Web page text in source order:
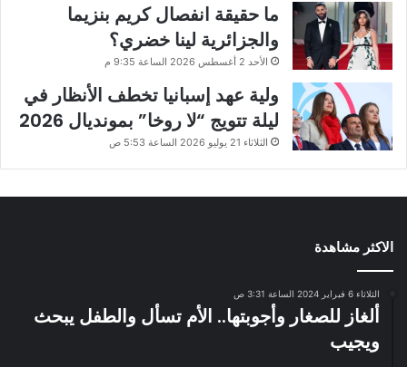
ما حقيقة انفصال كريم بنزيما
والجزائرية لينا خضري؟
الأحد 2 أغسطس 2026 الساعة 9:35 م
ولية عهد إسبانيا تخطف الأنظار في
ليلة تتويج “لا روخا” بمونديال 2026
الثلاثاء 21 يوليو 2026 الساعة 5:53 ص
الاكثر مشاهدة
الثلاثاء 6 فبراير 2024 الساعة 3:31 ص
ألغاز للصغار وأجوبتها.. الأم تسأل والطفل يبحث
ويجيب